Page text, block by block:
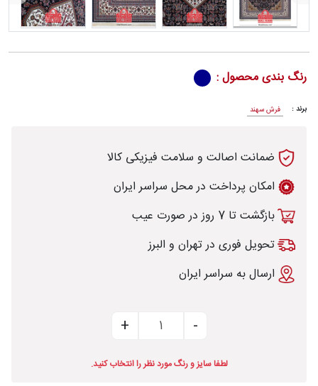
تماس
رنگ بندی محصول :
برند : فرش سهند
ضمانت اصالت و سلامت فیزیکی کالا
امکان پرداخت در محل سراسر ایران
بازگشت تا 7 روز در صورت عیب
تحویل فوری در تهران و البرز
ارسال به سراسر ایران
لطفا سایز و رنگ مورد نظر را انتخاب کنید.